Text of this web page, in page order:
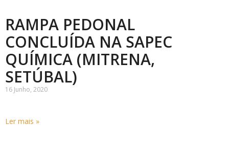
RAMPA PEDONAL
CONCLUÍDA NA SAPEC
QUÍMICA (MITRENA,
SETÚBAL)
16 Junho, 2020
Ler mais »